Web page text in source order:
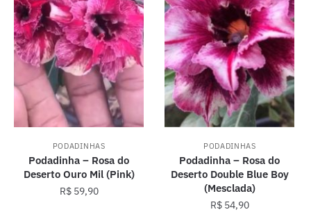
PODADINHAS
Podadinha – Rosa do
Deserto Ouro Mil (Pink)
R$59,90
PODADINHAS
Podadinha – Rosa do
Deserto Double Blue Boy
(Mesclada)
R$54,90